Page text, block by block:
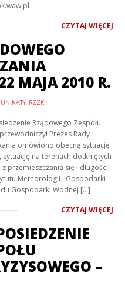
.
CZYTAJ WIĘCEJ
MAJA 2010 R.
, RZZK
Rządowego Zespołu
Prezes Rady
omówiono obecną sytuację
na terenach dotkniętych
przemieszczania się i długości
Meteorologii i Gospodarki
Gospodarki Wodnej […]
CZYTAJ WIĘCEJ
–